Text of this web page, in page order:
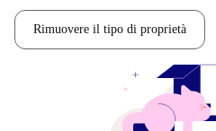
Rimuovere il tipo di proprietà